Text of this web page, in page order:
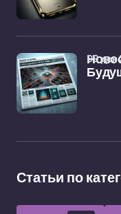
09 дек
Статьи по